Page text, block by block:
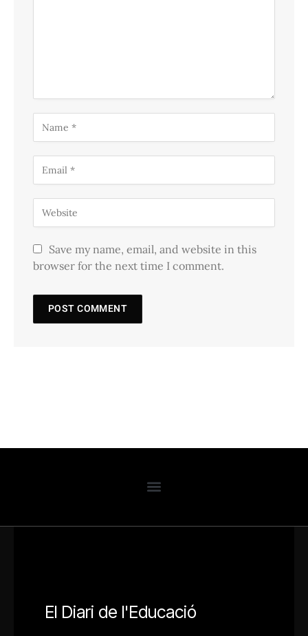
Save my name, email, and website in this
browser for the next time I comment.